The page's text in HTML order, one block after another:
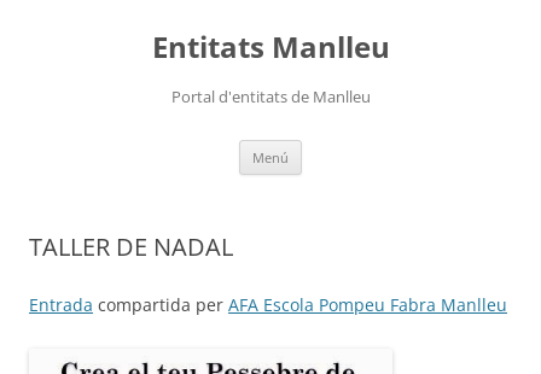
Entitats Manlleu
Portal d'entitats de Manlleu
Menú
TALLER DE NADAL
Entrada compartida per AFA Escola Pompeu Fabra Manlleu